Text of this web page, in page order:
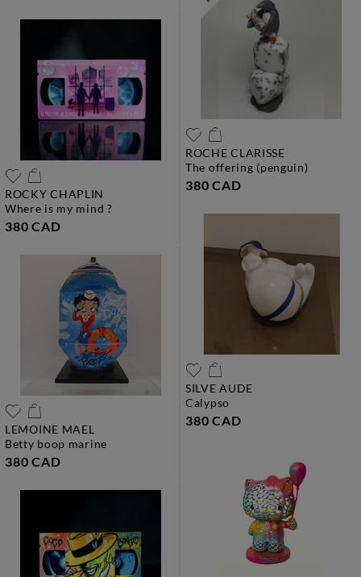
ROCKY CHAPLIN
where is my mind ?
380 CAD
ROCHE CLARISSE
the offering (penguin)
380 CAD
LEMOINE MAEL
betty boop marine
380 CAD
SILVE AUDE
calypso
380 CAD